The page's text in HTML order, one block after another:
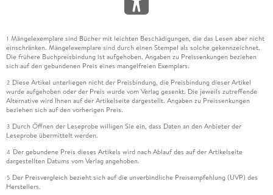
1 Mängelexemplare sind Bücher mit leichten Beschädigungen, die das Lesen aber nicht
einschränken. Mängelexemplare sind durch einen Stempel als solche gekennzeichnet.
Die frühere Buchpreisbindung ist aufgehoben. Angaben zu Preissenkungen beziehen
sich auf den gebundenen Preis eines mangelfreien Exemplars.
2 Diese Artikel unterliegen nicht der Preisbindung, die Preisbindung dieser Artikel
wurde aufgehoben oder der Preis wurde vom Verlag gesenkt. Die jeweils zutreffende
Alternative wird Ihnen auf der Artikelseite dargestellt. Angaben zu Preissenkungen
beziehen sich auf den vorherigen Preis.
3 Durch Öffnen der Leseprobe willigen Sie ein, dass Daten an den Anbieter der
Leseprobe übermittelt werden.
4 Der gebundene Preis dieses Artikels wird nach Ablauf des auf der Artikelseite
dargestellten Datums vom Verlag angehoben.
5 Der Preisvergleich bezieht sich auf die unverbindliche Preisempfehlung (UVP) des
Herstellers.